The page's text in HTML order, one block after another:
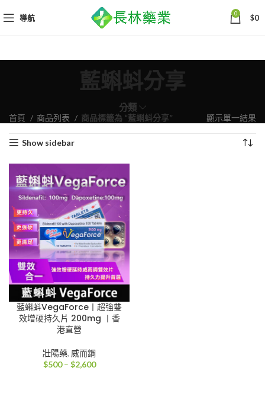
導航 0 $0
藍蝌蚪分享
分類
首頁 商品列表 商品標籤為 “藍蝌蚪分享” 顯示單一結果
Show sidebar
藍蝌蚪VegaForce丨超強雙
效增硬持久片 200mg 丨香
港直營
壯陽藥, 威而鋼
$500 – $2,600價